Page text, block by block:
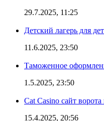
29.7.2025, 11:25
Детский лагерь для
11.6.2025, 23:50
Таможенное
1.5.2025, 23:50
Cat Casino сайт
15.4.2025, 20:56